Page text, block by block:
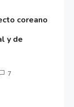
coreano
y de
7